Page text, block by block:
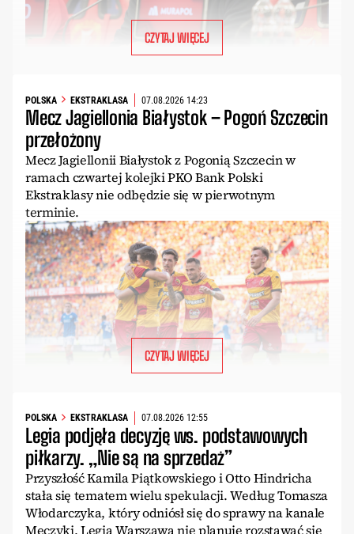
CZYTAJ WIĘCEJ
POLSKA EKSTRAKLASA 07.08.2026 14:23
Mecz Jagiellonia Białystok – Pogoń Szczecin
przełożony
Mecz Jagiellonii Białystok z Pogonią Szczecin w
ramach czwartej kolejki PKO Bank Polski
Ekstraklasy nie odbędzie się w pierwotnym
terminie.
CZYTAJ WIĘCEJ
POLSKA EKSTRAKLASA 07.08.2026 12:55
Legia podjęła decyzję ws. podstawowych
piłkarzy. „Nie są na sprzedaż”
Przyszłość Kamila Piątkowskiego i Otto Hindricha
stała się tematem wielu spekulacji. Według Tomasza
Włodarczyka, który odniósł się do sprawy na kanale
Meczyki, Legia Warszawa nie planuje rozstawać się